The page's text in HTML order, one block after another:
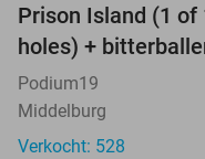
Prison Island (1 of
holes) +
Podium19
Middelburg
Verkocht: 528